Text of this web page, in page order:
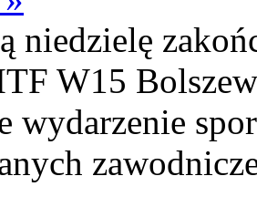
niedzielę
W15
wydarzenie